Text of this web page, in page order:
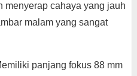
menyerap cahaya yang jauh
malam yang sangat
panjang fokus 88 mm